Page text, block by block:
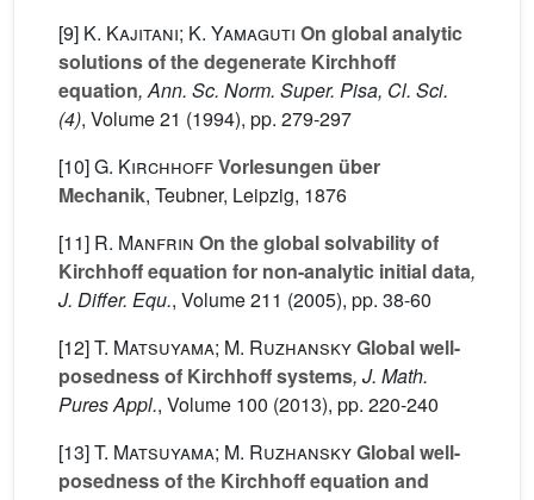
[9] K. Kajitani; K. Yamaguti On global analytic
solutions of the degenerate Kirchhoff
equation, Ann. Sc. Norm. Super. Pisa, Cl. Sci.
(4), Volume 21 (1994), pp. 279-297
[10]G. KirchhoffVorlesungen über
Mechanik, Teubner, Leipzig, 1876
[11] R. Manfrin On the global solvability of
Kirchhoff equation for non-analytic initial data,
J. Differ. Equ., Volume 211 (2005), pp. 38-60
[12]T. Matsuyama; M. RuzhanskyGlobal well-
posedness of Kirchhoff systems, J. Math.
Pures Appl., Volume 100 (2013), pp. 220-240
[13]T. Matsuyama; M. RuzhanskyGlobal well-
posedness of the Kirchhoff equation and